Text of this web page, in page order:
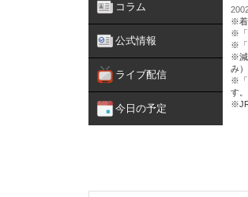
コラム
公式情報
ライブ配信
今日の予定
※着
※「
※「
※減
み）
※「
す。